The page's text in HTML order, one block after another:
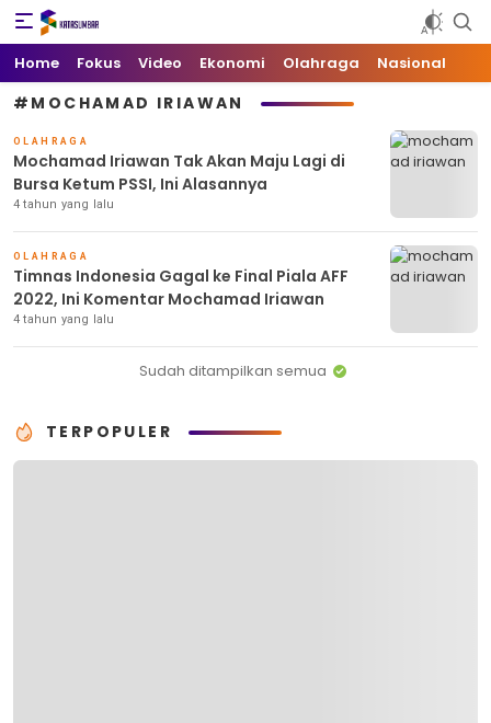
Kata Sumbar
Berita Sumbar Hari Ini
Home Fokus Video Ekonomi Olahraga Nasional
#MOCHAMAD IRIAWAN
OLAHRAGA
Mochamad Iriawan Tak Akan Maju Lagi di
Bursa Ketum PSSI, Ini Alasannya
4 tahun yang lalu
OLAHRAGA
Timnas Indonesia Gagal ke Final Piala AFF
2022, Ini Komentar Mochamad Iriawan
4 tahun yang lalu
Sudah ditampilkan semua
TERPOPULER